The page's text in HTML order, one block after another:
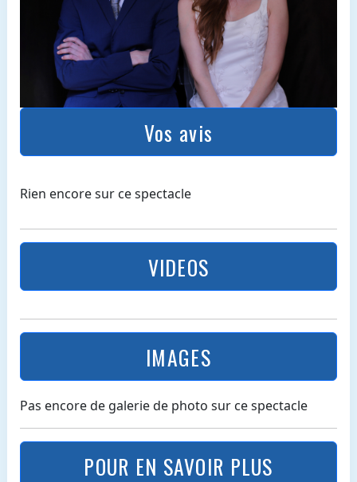
Vos avis
Rien encore sur ce spectacle
VIDEOS
IMAGES
Pas encore de galerie de photo sur ce spectacle
POUR EN SAVOIR PLUS